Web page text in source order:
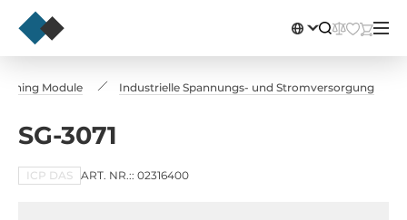
Module Industrielle Spannungs- und Stromversorgung
SG-3071
ICP DAS ART. NR.:: 02316400